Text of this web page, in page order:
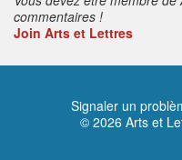
commentaires !
Join Arts et Lettres
Signaler un
© 2026 Arts et